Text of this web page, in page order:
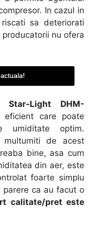
In cazul in
sa deteriorati
nu ofera
Star-Light DHM-
care poate
umiditate optim.
multumiti de acest
bine, asa cum
din aer, este
foarte simplu
ca au facut o
calitate/pret este